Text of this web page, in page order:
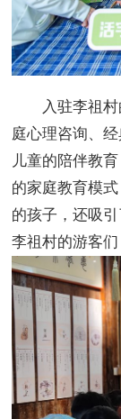
入驻李祖村
庭心理咨询、
儿童的陪伴教
的家庭教育模
的孩子，还吸
李祖村的游客们